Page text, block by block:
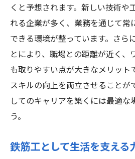
くと予想されます。新しい技術や
れる企業が多く、業務を通じて常
できる環境が整っています。さら
とにより、職場との距離が近く、
も取りやすい点が大きなメリット
スキルの向上を両立させることが
してのキャリアを築くには最適な
う。
鉄筋工として生活を支える